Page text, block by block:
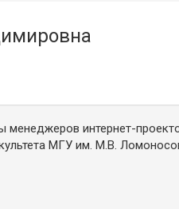
менеджеров интернет-
МГУ им. М.В.